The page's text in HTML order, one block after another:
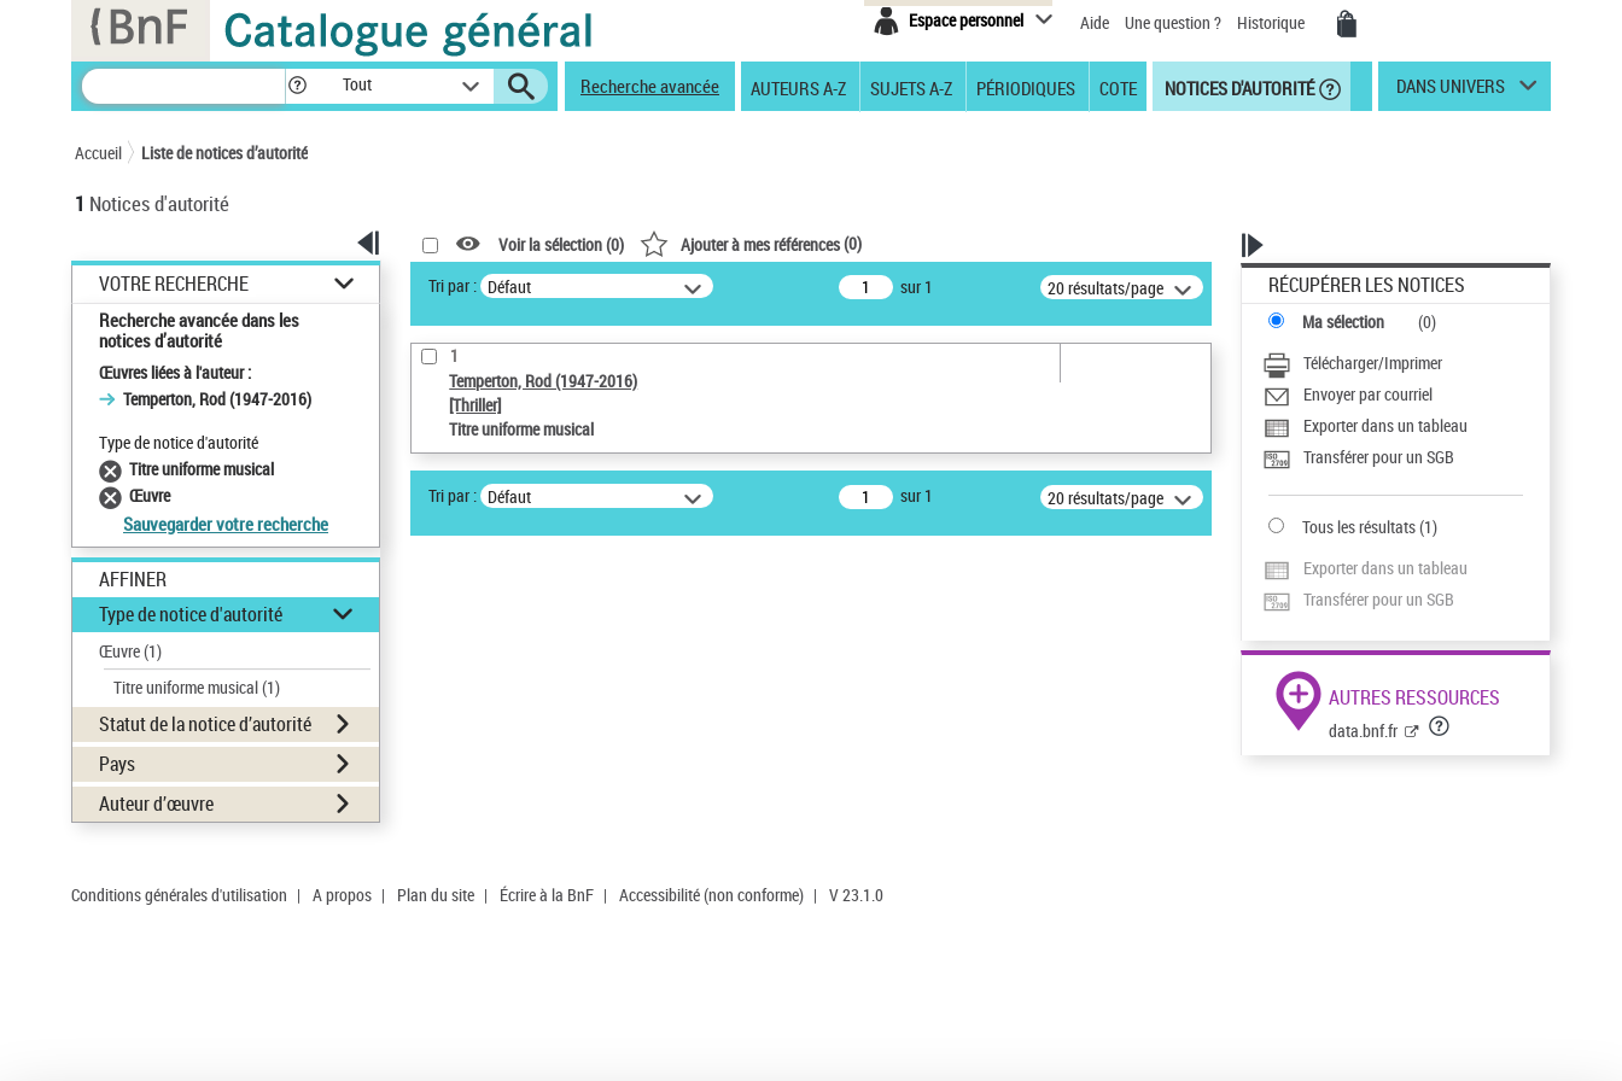
Espace personnel Aide Une question ? Historique
Tout Recherche avancée AUTEURS A-Z SUJETS A-Z PÉRIODIQUES COTE NOTICES D'AUTORITÉ DANS UNIVERS
Accueil Liste de notices d’autorité
1 Notices d'autorité
VOTRE RECHERCHE
Recherche avancée dans les
notices d’autorité
Œuvres liées à l'auteur :
Temperton, Rod (1947-2016)
Type de notice d'autorité
Titre uniforme musical
Œuvre
Sauvegarder votre recherche
AFFINER
Type de notice d'autorité
Œuvre(1)
Titre uniforme musical(1)
Statut de la notice d’autorité
Pays
Auteur d’œuvre
Voir la sélection (0) Ajouter à mes références(0)
Tri par : Défaut sur 1 20 résultats/page
1
Temperton, Rod (1947-2016)
[Thriller]
Titre uniforme musical
Tri par : Défaut sur 1 20 résultats/page
RÉCUPÉRER LES NOTICES
Ma sélection (0)
Télécharger/Imprimer
Envoyer par courriel
Exporter dans un tableau
Transférer pour un SGB
Tous les résultats(1)
Exporter dans un tableau
Transférer pour un SGB
AUTRES RESSOURCES
data.bnf.fr
Conditions générales d'utilisation | A propos | Plan du site | Écrire à la BnF | Accessibilité (non conforme) | V 23.1.0
Panneau de gestion des cookies